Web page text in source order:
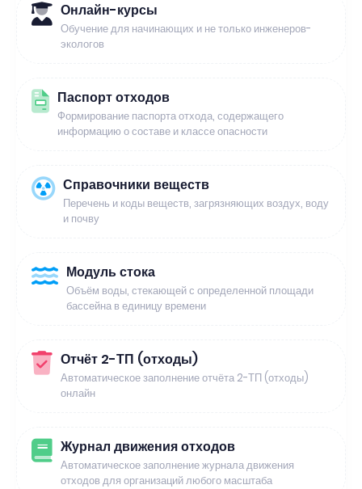
Онлайн-курсы
Обучение для начинающих и не только инженеров-
экологов
Паспорт отходов
Формирование паспорта отхода, содержащего
информацию о составе и классе опасности
Справочники веществ
Перечень и коды веществ, загрязняющих воздух, воду
и почву
Модуль стока
Объём воды, стекающей с определенной площади
бассейна в единицу времени
Отчёт 2-ТП (отходы)
Автоматическое заполнение отчёта 2-ТП (отходы)
онлайн
Журнал движения отходов
Автоматическое заполнение журнала движения
отходов для организаций любого масштаба